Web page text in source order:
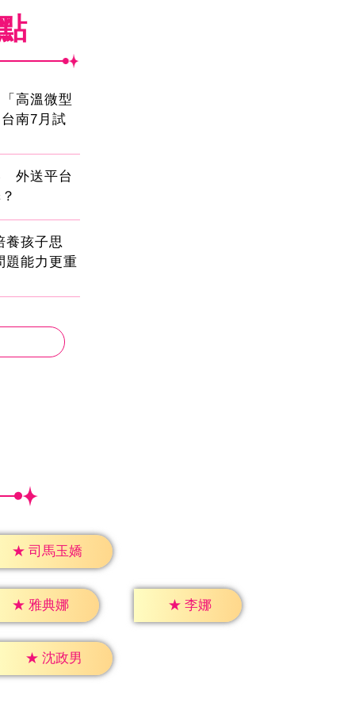
高溫微型
南7月試
外送平台
養孩子思
題能力更重
★ 司馬玉嬌
★ 雅典娜 ★ 李娜
★ 沈政男